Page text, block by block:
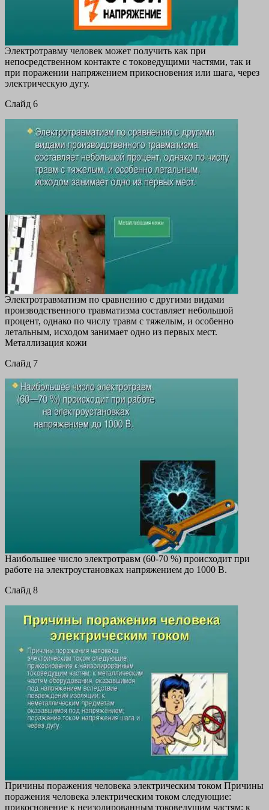
Электротравму человек может получить как при
непосредственном контакте с токоведущими частями, так и
при поражении напряжением прикосновения или шага, через
электрическую дугу.
Cлайд 6
Электротравматизм по сравнению с другими видами
производственного травматизма составляет небольшой
процент, однако по числу травм с тяжелым, и особенно
летальным, исходом занимает одно из первых мест.
Металлизация кожи
Cлайд 7
Наибольшее число электротравм (60-70 %) происходит при
работе на электроустановках напряжением до 1000 В.
Cлайд 8
Причины поражения человека электрическим током Причины
поражения человека электрическим током следующие:
прикосновение к неизолированным токоведущим частям; к